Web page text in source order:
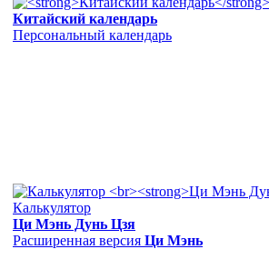
Китайский календарь
Персональный календарь
Калькулятор
Ци Мэнь Дунь Цзя
Расширенная версия Ци Мэнь